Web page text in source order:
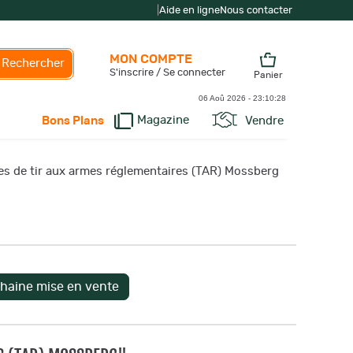
Aide en ligneNous contacter
Rechercher
Bons Plans Magazine Vendre
MON COMPTE
S'inscrire / Se connecter Panier
06 Aoû 2026 - 23:10:29
de tir aux armes réglementaires (TAR) Mossberg